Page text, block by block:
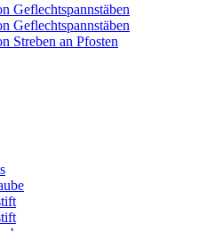
Geflechtspannstäben
Geflechtspannstäben
Streben an Pfosten